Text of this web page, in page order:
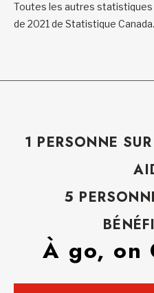
Toutes les autres
de 2021 de Statistique Canada.
1 PERSONNE
5
À go, on